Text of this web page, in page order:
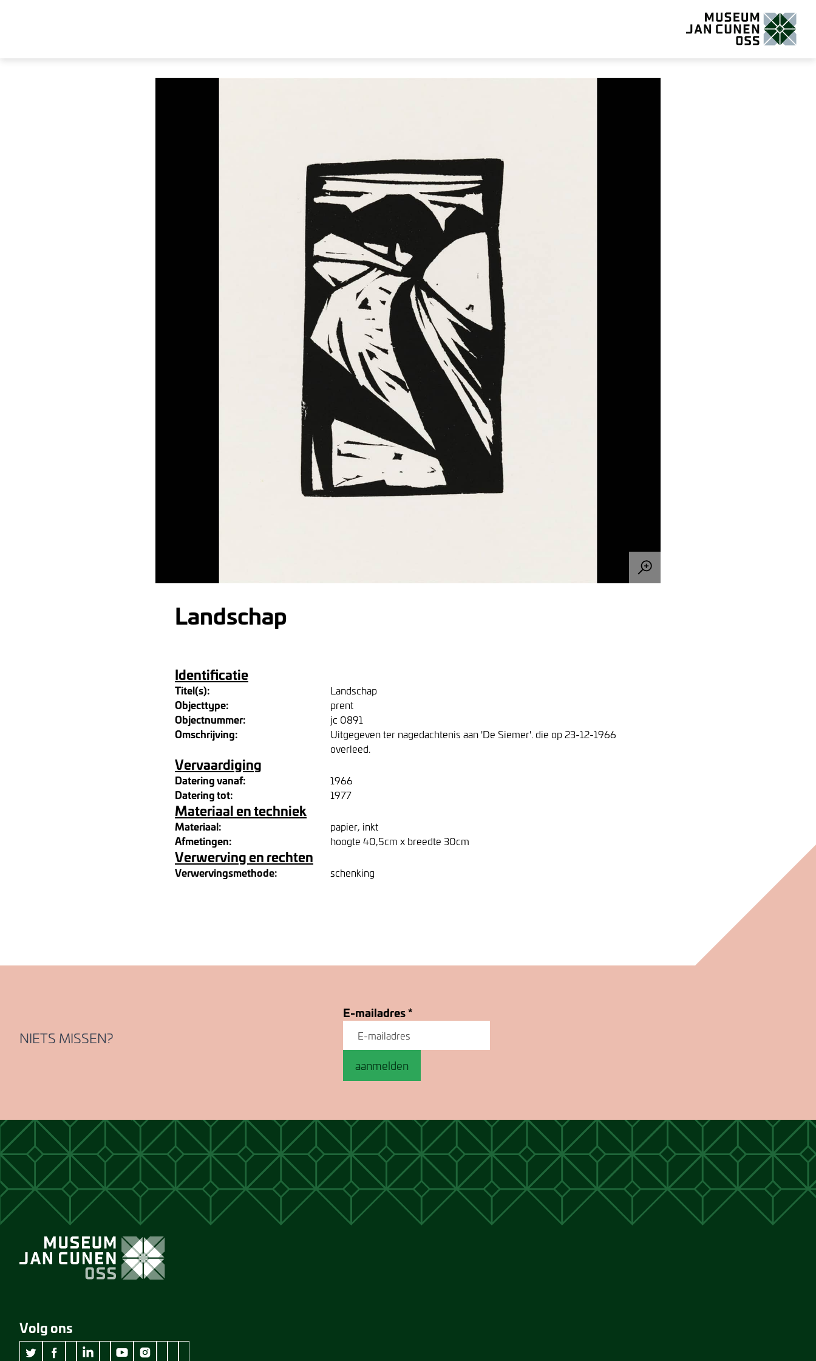
Landschap
Identificatie
Titel(s): Landschap
Objecttype: prent
Objectnummer: jc 0891
Omschrijving:
Uitgegeven ter nagedachtenis aan 'De Siemer'. die op 23-12-1966
overleed.
Vervaardiging
Datering vanaf: 1966
Datering tot: 1977
Materiaal en techniek
Materiaal: papier, inkt
Afmetingen: hoogte 40,5cm x breedte 30cm
Verwerving en rechten
Verwervingsmethode: schenking
NIETS MISSEN?
E-mailadres*
aanmelden
Volg ons
wikipedia Museum Jan Cunen
googleplus Museum Jan Cunen